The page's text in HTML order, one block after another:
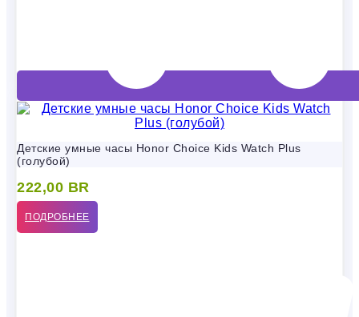
Детские умные часы Honor Choice Kids Watch Plus
(голубой)
222,00 BR
ПОДРОБНЕЕ